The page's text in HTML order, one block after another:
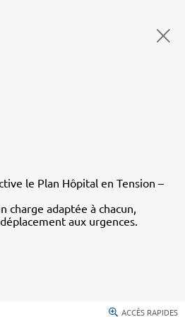
le Plan Hôpital en Tension –
charge adaptée à chacun,
aux urgences.
ACCÈS RAPIDES